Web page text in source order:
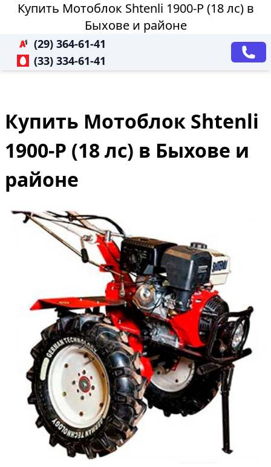
Купить Мотоблок Shtenli 1900-P (18 лс) в
Быхове и районе
(29) 364-61-41
(33) 334-61-41
Купить Мотоблок Shtenli
1900-P (18 лс) в Быхове и
районе